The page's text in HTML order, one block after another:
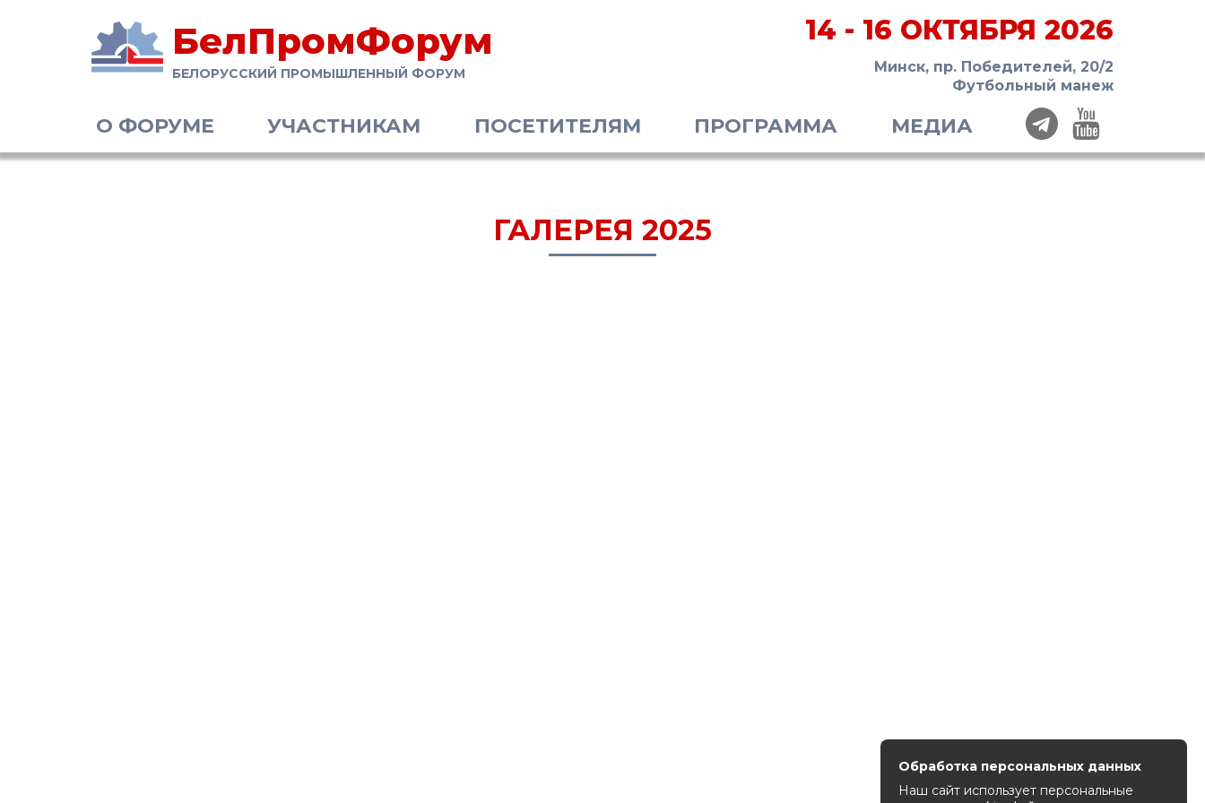
БелПромФорум
БЕЛОРУССКИЙ ПРОМЫШЛЕННЫЙ ФОРУМ
14 - 16 ОКТЯБРЯ 2026
Минск, пр. Победителей, 20/2
Футбольный манеж
О ФОРУМЕ УЧАСТНИКАМ ПОСЕТИТЕЛЯМ ПРОГРАММА МЕДИА
ГАЛЕРЕЯ 2025
Обработка персональных данных
Наш сайт использует персональные